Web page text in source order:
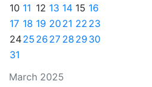
March 2025
10 11 12 13 14 15 16
17 18 19 20 21 22 23
2425 26 27 28 29 30
31